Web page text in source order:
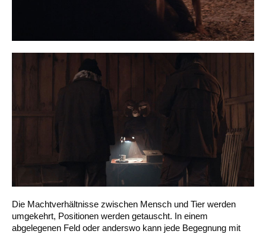
Die Machtverhältnisse zwischen Mensch und Tier werden
umgekehrt, Positionen werden getauscht. In einem
abgelegenen Feld oder anderswo kann jede Begegnung mit